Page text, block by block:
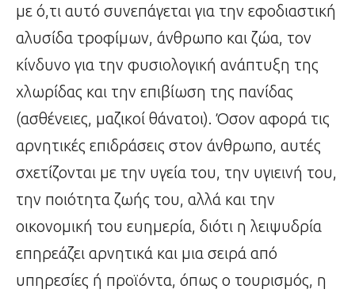
με ό,τι αυτό συνεπάγεται για την εφοδιαστική
αλυσίδα τροφίμων, άνθρωπο και ζώα, τον
κίνδυνο για την φυσιολογική ανάπτυξη της
χλωρίδας και την επιβίωση της πανίδας
(ασθένειες, μαζικοί θάνατοι). Όσον αφορά τις
αρνητικές επιδράσεις στον άνθρωπο, αυτές
σχετίζονται με την υγεία του, την υγιεινή του,
την ποιότητα ζωής του, αλλά και την
οικονομική του ευημερία, διότι η λειψυδρία
επηρεάζει αρνητικά και μια σειρά από
υπηρεσίες ή προϊόντα, όπως ο τουρισμός, η